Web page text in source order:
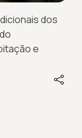
dos
e